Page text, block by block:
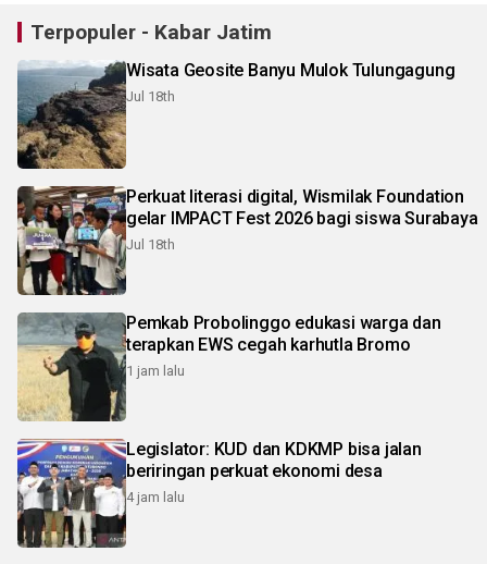
Terpopuler - Kabar Jatim
Wisata Geosite Banyu Mulok Tulungagung
Jul 18th
Perkuat literasi digital, Wismilak Foundation
gelar IMPACT Fest 2026 bagi siswa Surabaya
Jul 18th
Pemkab Probolinggo edukasi warga dan
terapkan EWS cegah karhutla Bromo
1 jam lalu
Legislator: KUD dan KDKMP bisa jalan
beriringan perkuat ekonomi desa
4 jam lalu